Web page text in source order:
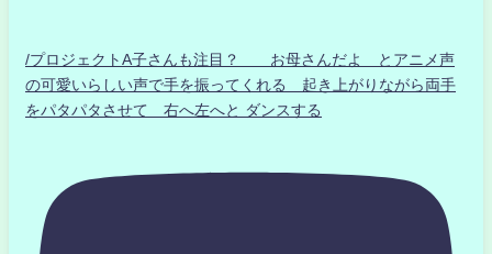
/プロジェクトA子さんも注目？ お母さんだよ とアニメ声
の可愛いらしい声で手を振ってくれる 起き上がりながら両手
をパタパタさせて 右へ左へと ダンスする